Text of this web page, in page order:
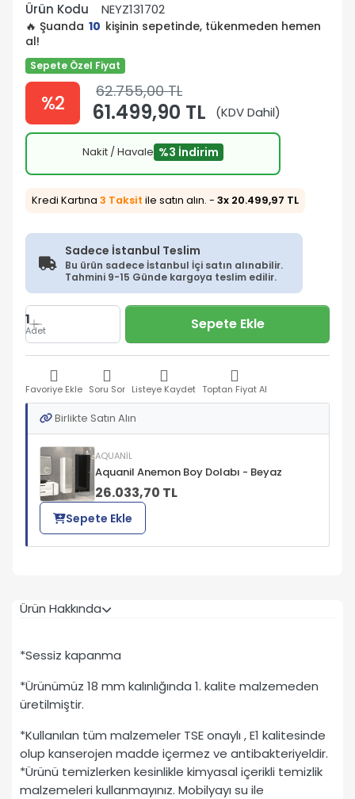
Ürün Kodu
NEYZ131702
🔥 Şuanda 10 kişinin sepetinde, tükenmeden hemen
al!
Sepete Özel Fiyat
%2 62.755,00 TL
61.499,90 TL (KDV Dahil)
Nakit / Havale %3 İndirim
Kredi Kartına 3 Taksit ile satın alın. - 3x 20.499,97 TL
Sadece İstanbul Teslim
Bu ürün sadece İstanbul İçi satın alınabilir.
Tahmini 9-15 Günde kargoya teslim edilir.
1
Adet Sepete Ekle
Favoriye Ekle Soru Sor Listeye Kaydet Toptan Fiyat Al
Birlikte Satın Alın
AQUANİL
Aquanil Anemon Boy Dolabı - Beyaz
26.033,70 TL
Sepete Ekle
Ürün Hakkında
*Sessiz kapanma
*Ürünümüz 18 mm kalınlığında 1. kalite malzemeden
üretilmiştir.
*Kullanılan tüm malzemeler TSE onaylı , E1 kalitesinde
olup kanserojen madde içermez ve antibakteriyeldir.
*Ürünü temizlerken kesinlikle kimyasal içerikli temizlik
malzemeleri kullanmayınız. Mobilyayı su ile